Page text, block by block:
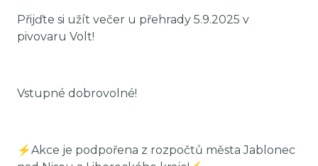
Přijďte si užít večer u přehrady 5.9.2025 v
pivovaru Volt!
Vstupné dobrovolné!
⚡️Akce je podpořena z rozpočtů města Jablonec